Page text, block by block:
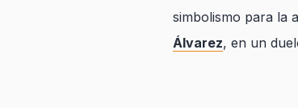
simbolismo para la
Álvarez, en un